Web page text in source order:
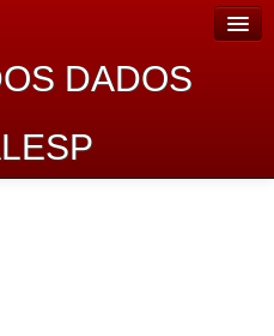
DADOS